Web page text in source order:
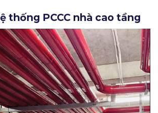
thống PCCC nhà cao tầng